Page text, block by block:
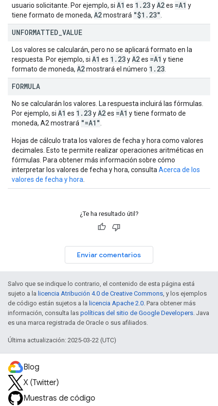
usuario solicitante. Por ejemplo, si A1 es 1 . 23yA2es =A1 y
tiene formato de moneda, A2mostrará "$1 . 23"
UNFORMATTED VALUE
Los valores se calcularán, pero no se aplicará formato en la
respuesta. Por ejemplo, si A1 es 1 . 23yA2es =A1 y tiene
formato de moneda, A2mostrará el número 1 . 23
FORMULA
No se calcularán los valores. La respuesta incluirá las fórmulas.
Por ejemplo, si A1 es 1.23yA2es =A1 y tiene formato de
moneda, A2 mostrará "=A1"
Hojas de cálculo trata los valores de fecha y hora como valores
decimales. Esto te permite realizar operaciones aritméticas en
fórmulas. Para obtener más información sobre cómo
interpretar los valores de fecha y hora, consulta Acerca de los
valores de fecha y hora
¿Te ha resultado útil?
Enviar comentarios
Salvo que se indique lo contrario, el contenido de esta página está
sujeto a la licencia Atribución 4.0 de Creative Commons, y los ejemplos
de código están sujetos a la licencia Apache 2.0. Para obtener más
información, consulta las políticas del sitio de Google Developers. Java
es una marca registrada de Oracle o sus afiliados.
Última actualización: 2025-03-22 (UTC)
Blog
X (Twitter)
Muestras de código